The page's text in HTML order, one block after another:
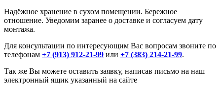
Надёжное хранение в сухом помещении. Бережное
отношение. Уведомим заранее о доставке и согласуем дату
монтажа.
Для консультации по интересующим Вас вопросам звоните по
телефонам +7 (913) 912-21-99 или +7 (383) 214-21-99.
Так же Вы можете оставить заявку, написав письмо на наш
электронный ящик указанный на сайте